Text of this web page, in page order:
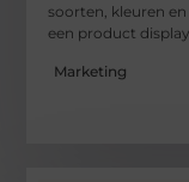
soorten, kleuren
een product
Marketing